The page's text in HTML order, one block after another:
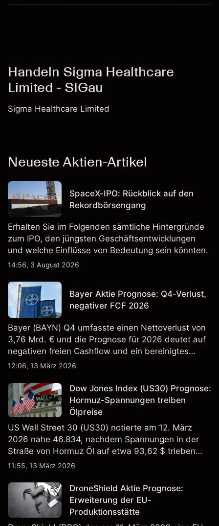
Handeln Sigma Healthcare
Limited - SIGau
Sigma Healthcare Limited
Neueste Aktien-Artikel
SpaceX-IPO: Rückblick auf den
Rekordbörsengang
Erhalten Sie im Folgenden sämtliche Hintergründe
zum IPO, den jüngsten Geschäftsentwicklungen
und welche Einflüsse von Bedeutung sein könnten.
14:56, 3 August 2026
Bayer Aktie Prognose: Q4-Verlust,
negativer FCF 2026
Bayer (BAYN) Q4 umfasste einen Nettoverlust von
3,76 Mrd. € und die Prognose für 2026 deutet auf
negativen freien Cashflow und ein bereinigtes
EBITDA von 9,6–10,1 Mrd. € hin. Die
verlässlicher Indikator für zukünftige Ergebnisse.
12:06, 13 März 2026
Dow Jones Index (US30) Prognose:
Hormuz-Spannungen treiben
Ölpreise
US Wall Street 30 (US30) notierte am 12. März
2026 nahe 46.834, nachdem Spannungen in der
Straße von Hormuz Öl auf etwa 93,62 $ trieben
und die US-Arbeitslosigkeit auf 4,4% stieg. Die
verlässlicher Indikator für zukünftige Ergebnisse.
11:55, 13 März 2026
DroneShield Aktie Prognose:
Erweiterung der EU-
Produktionsstätte